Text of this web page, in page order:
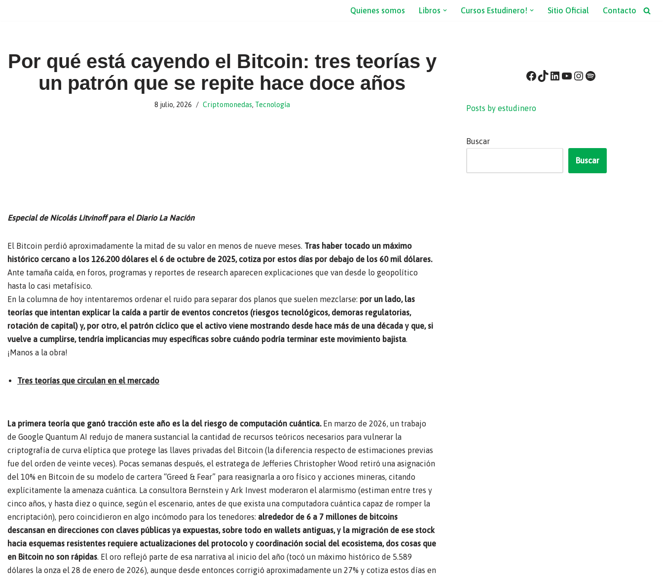
contenido
Quienes somos Libros Cursos Estudinero! Sitio Oficial Contacto
Por qué está cayendo el Bitcoin: tres teorías y
un patrón que se repite hace doce años
8 julio, 2026 Criptomonedas, Tecnología
Especial de Nicolás Litvinoff para el Diario La Nación
El Bitcoin perdió aproximadamente la mitad de su valor en menos de nueve meses. Tras haber tocado un máximo
histórico cercano a los 126.200 dólares el 6 de octubre de 2025, cotiza por estos días por debajo de los 60 mil dólares.
Ante tamaña caída, en foros, programas y reportes de research aparecen explicaciones que van desde lo geopolítico
hasta lo casi metafísico.
En la columna de hoy intentaremos ordenar el ruido para separar dos planos que suelen mezclarse: por un lado, las
teorías que intentan explicar la caída a partir de eventos concretos (riesgos tecnológicos, demoras regulatorias,
rotación de capital) y, por otro, el patrón cíclico que el activo viene mostrando desde hace más de una década y que, si
vuelve a cumplirse, tendría implicancias muy específicas sobre cuándo podría terminar este movimiento bajista.
¡Manos a la obra!
Tres teorías que circulan en el mercado
La primera teoría que ganó tracción este año es la del riesgo de computación cuántica. En marzo de 2026, un trabajo
de Google Quantum AI redujo de manera sustancial la cantidad de recursos teóricos necesarios para vulnerar la
criptografía de curva elíptica que protege las llaves privadas del Bitcoin (la diferencia respecto de estimaciones previas
fue del orden de veinte veces). Pocas semanas después, el estratega de Jefferies Christopher Wood retiró una asignación
del 10% en Bitcoin de su modelo de cartera “Greed & Fear” para reasignarla a oro físico y acciones mineras, citando
explícitamente la amenaza cuántica. La consultora Bernstein y Ark Invest moderaron el alarmismo (estiman entre tres y
cinco años, y hasta diez o quince, según el escenario, antes de que exista una computadora cuántica capaz de romper la
encriptación), pero coincidieron en algo incómodo para los tenedores: alrededor de 6 a 7 millones de bitcoins
descansan en direcciones con claves públicas ya expuestas, sobre todo en wallets antiguas, y la migración de ese stock
hacia esquemas resistentes requiere actualizaciones del protocolo y coordinación social del ecosistema, dos cosas que
en Bitcoin no son rápidas. El oro reflejó parte de esa narrativa al inicio del año (tocó un máximo histórico de 5.589
dólares la onza el 28 de enero de 2026), aunque desde entonces corrigió aproximadamente un 27% y cotiza estos días en
Posts by estudinero
Buscar
Buscar